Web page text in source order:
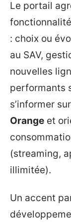
Le portail
: choix ou
au SAV,
nouvelles
performants
s’informer
Orange et
(streaming,
illimitée).
Un accent